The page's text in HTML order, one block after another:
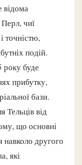
чиї
точністю,
подій.
року буде
прибутку,
бази.
Тельців від
що основні
навколо другого
які